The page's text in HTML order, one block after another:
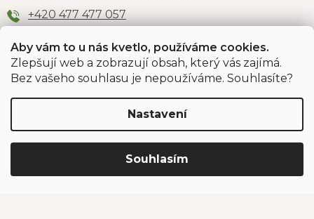
Aby vám to u nás kvetlo, používáme cookies.
Zlepšují web a zobrazují obsah, který vás zajímá.
Bez vašeho souhlasu je nepoužíváme. Souhlasíte?
Nastavení
Souhlasím
+420 477 477 057
Odběr newsletteru
PŘIHLÁSIT SE